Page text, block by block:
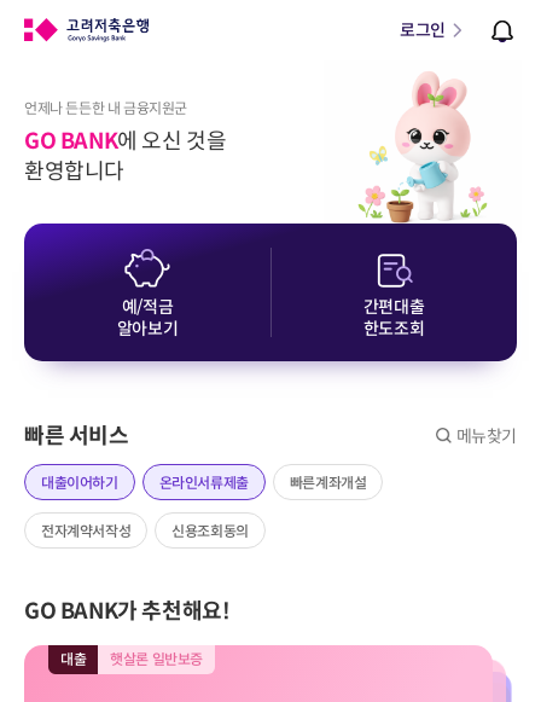
로그인
언제나 든든한 내 금융지원군
GO BANK에 오신 것을
환영합니다
예/적금
알아보기
간편대출
한도조회
빠른 서비스 메뉴찾기
대출이어하기 온라인서류제출 빠른계좌개설
전자계약서작성 신용조회동의
GO BANK가 추천해요!
대출 햇살론 일반보증
대출 모바일전용